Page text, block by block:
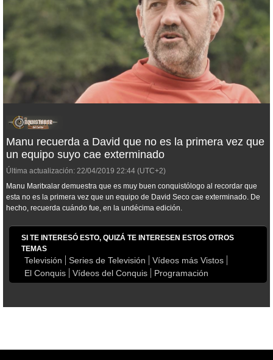
Manu recuerda a David que no es la primera vez que
un equipo suyo cae exterminado
Última actualización: 22/04/2019 22:44 (UTC+2)
Manu Maritxalar demuestra que es muy buen conquistólogo al recordar que
esta no es la primera vez que un equipo de David Seco cae exterminado. De
hecho, recuerda cuándo fue, en la undécima edición.
SI TE INTERESÓ ESTO, QUIZÁ TE INTERESEN ESTOS OTROS
TEMAS
Televisión Series de Televisión
Vídeos más Vistos
El Conquis
Vídeos del Conquis Programación